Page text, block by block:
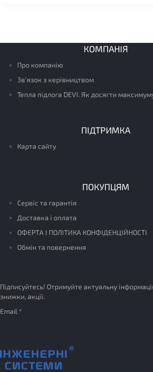
КОМПАНІЯ
Про компанію
Зв’язок з керівництвом
Тепла підлога DEVI. Як досягти
ПІДТРИМКА
Карта сайту
ПОКУПЦЯМ
Сервіс та гарантія
Доставка і оплата
ОФЕРТА І ПОЛІТИКА КОНФІДЕНЦІЙНОСТІ
Обмін та повернення
Підписуйтесь! Отримуйте актуальну
знижки, акції.
Email *